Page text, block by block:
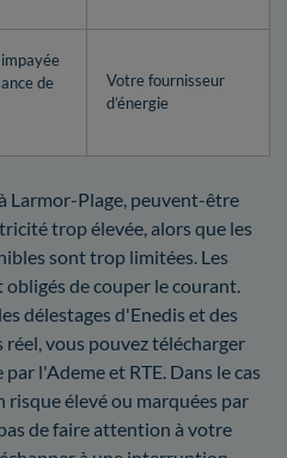
de
Votre fournisseur
d’énergie
Larmor-Plage, peuvent-être
trop élevée, alors que les
sont trop limitées. Les
de couper le courant.
délestages d'Enedis et des
vous pouvez télécharger
l'Ademe et RTE. Dans le cas
risque élevé ou marquées par
de faire attention à votre